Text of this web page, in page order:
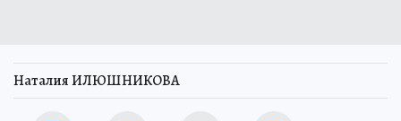
Наталия ИЛЮШНИКОВА